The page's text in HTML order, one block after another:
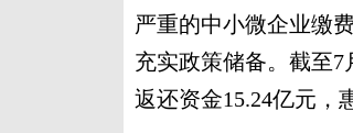
严重的中小微企业缴
充实政策储备。截至
返还资金15.24亿元，